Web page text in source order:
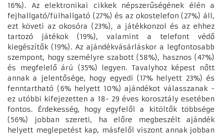
16%). Az elektronikai cikkek népszerűségének élén a
fejhallgató/fülhallgató (27%) és az okostelefon (27%) áll,
ezt követi az okosóra (23%), a játékkonzol és az ehhez
tartozó játékok (19%), valamint a telefont védő
kiegészítők (19%). Az ajándékvásárláskor a legfontosabb
szempont, hogy személyre szabott (58%), hasznos (47%)
és megfelelő árú (35%) legyen. Tavalyhoz képest nőtt
annak a jelentősége, hogy egyedi (17% helyett 23%) és
fenntartható (6% helyett 10%) ajándékot válasszanak -
ez utóbbi kifejezetten a 18- 29 éves korosztály esetében
fontos. Érdekesség, hogy egyfelől a kitöltők többsége
(56%) jobban szereti, ha előre megbeszélt ajándék
helyett meglepetést kap, másfelől viszont annak jobban